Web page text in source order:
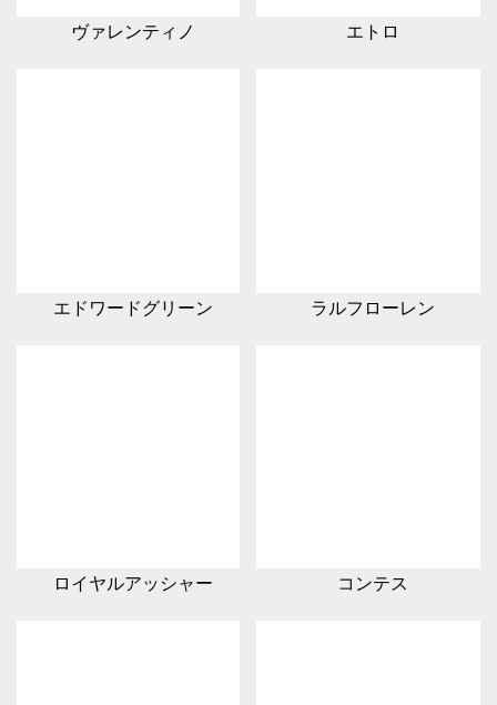
ヴァレンティノ エトロ
エドワードグリーン ラルフローレン
ロイヤルアッシャー コンテス